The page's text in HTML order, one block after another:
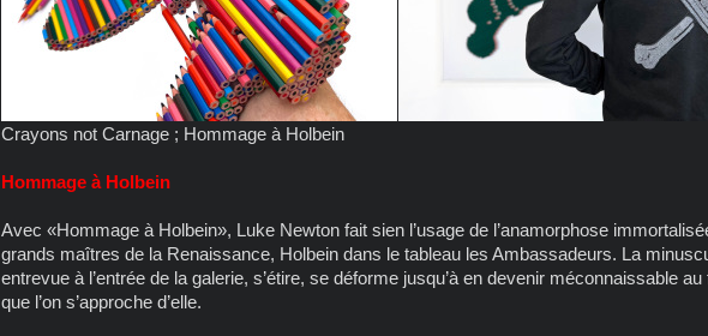
Crayons not Carnage ; Hommage à Holbein
Hommage à Holbein
Avec «Hommage à Holbein», Luke Newton fait sien l’usage de l’anamorphose
grands maîtres de la Renaissance, Holbein dans le tableau les Ambassadeurs. La
entrevue à l’entrée de la galerie, s’étire, se déforme jusqu’à en devenir méconnaissable
que l’on s’approche d’elle.